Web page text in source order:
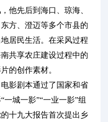
他先后到海口、琼海、
方、澄迈等多个市县的
居民生活。在采风过程
共享农庄建设过程中的
的创作素材。
影剧本通过了国家和省
城一影”“一业一影”组
十九大报告首次提出乡